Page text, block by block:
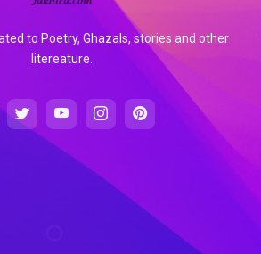
to Poetry, Ghazals, stories and other
litereature.